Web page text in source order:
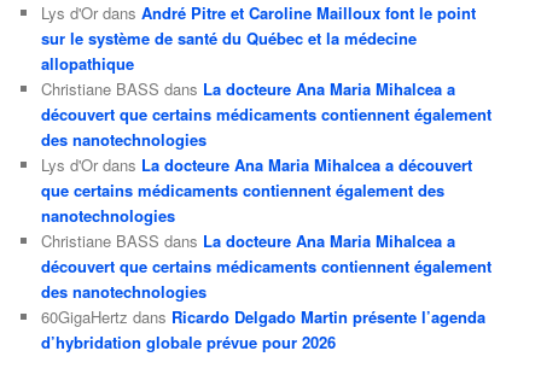
Lys d'Or dansAndré Pitre et Caroline Mailloux font le point
sur le système de santé du Québec et la médecine
allopathique
Christiane BASS dans La docteure Ana Maria Mihalcea a
découvert que certains médicaments contiennent également
des nanotechnologies
Lys d'Or dans La docteure Ana Maria Mihalcea a découvert
que certains médicaments contiennent également des
nanotechnologies
Christiane BASS dans La docteure Ana Maria Mihalcea a
découvert que certains médicaments contiennent également
des nanotechnologies
60GigaHertz dans Ricardo Delgado Martin présente l’agenda
d’hybridation globale prévue pour 2026